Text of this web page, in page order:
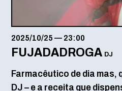
2025/10/25 — 23:00
FUJADADROGA DJ
Farmacêutico de dia mas,
DJ – e a receita que